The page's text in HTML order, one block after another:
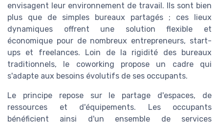
envisagent leur environnement de travail. Ils sont bien
plus que de simples bureaux partagés ; ces lieux
dynamiques offrent une solution flexible et
économique pour de nombreux entrepreneurs, start-
ups et freelances. Loin de la rigidité des bureaux
traditionnels, le coworking propose un cadre qui
s'adapte aux besoins évolutifs de ses occupants.
Le principe repose sur le partage d'espaces, de
ressources et d'équipements. Les occupants
bénéficient ainsi d'un ensemble de services